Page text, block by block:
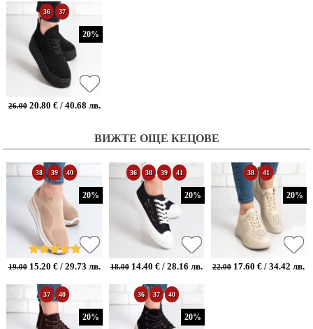
20%
36 37
26.0020.80 € / 40.68 лв.
ВИЖТЕ ОЩЕ КЕЦОВЕ
20%
38 39 40
19.0015.20 € / 29.73 лв.
20%
36 38 39 41
18.0014.40 € / 28.16 лв.
20%
38 41
22.0017.60 € / 34.42 лв.
20%
37 40
20%
36 37 40